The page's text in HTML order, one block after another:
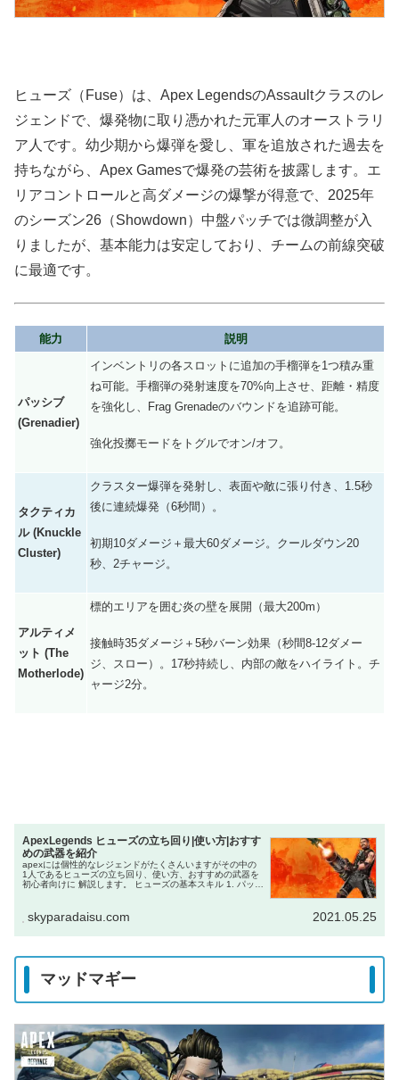
ヒューズ（Fuse）は、Apex LegendsのAssaultクラスのレ
ジェンドで、爆発物に取り憑かれた元軍人のオーストラリ
ア人です。幼少期から爆弾を愛し、軍を追放された過去を
持ちながら、Apex Gamesで爆発の芸術を披露します。エ
リアコントロールと高ダメージの爆撃が得意で、2025年
のシーズン26（Showdown）中盤パッチでは微調整が入
りましたが、基本能力は安定しており、チームの前線突破
に最適です。
能力 説明
パッシブ
(Grenadier)
インベントリの各スロットに追加の手榴弾を1つ積み重
ね可能。手榴弾の発射速度を70%向上させ、距離・精度
を強化し、Frag Grenadeのバウンドを追跡可能。
強化投擲モードをトグルでオン/オフ。
タクティカ
ル (Knuckle
Cluster)
クラスター爆弾を発射し、表面や敵に張り付き、1.5秒
後に連続爆発（6秒間）。
初期10ダメージ＋最大60ダメージ。クールダウン20
秒、2チャージ。
アルティメ
ット (The
Motherlode)
標的エリアを囲む炎の壁を展開（最大200m）
接触時35ダメージ＋5秒バーン効果（秒間8-12ダメー
ジ、スロー）。17秒持続し、内部の敵をハイライト。チ
ャージ2分。
ApexLegends ヒューズの立ち回り|使い方|おすす
めの武器を紹介
apexには個性的なレジェンドがたくさんいますがその中の
1人であるヒューズの立ち回り、使い方、おすすめの武器を
初心者向けに 解説します。 ヒューズの基本スキル 1. パッシ
skyparadaisu.com 2021.05.25
マッドマギー